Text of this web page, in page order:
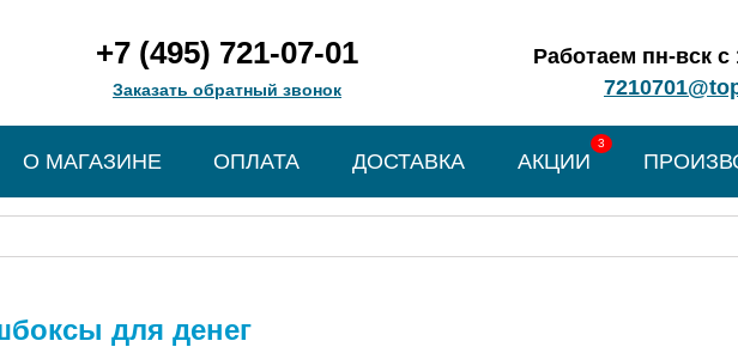
Работаем пн-вск с
+7 (495) 721-07-01
Заказать обратный звонок
О МАГАЗИНЕ ОПЛАТА ДОСТАВКА
3
АКЦИИ
для денег